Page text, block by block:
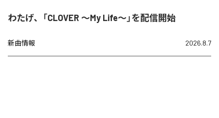
わたげ、「CLOVER ～My Life～」を配信開始
新曲情報 2026.8.7